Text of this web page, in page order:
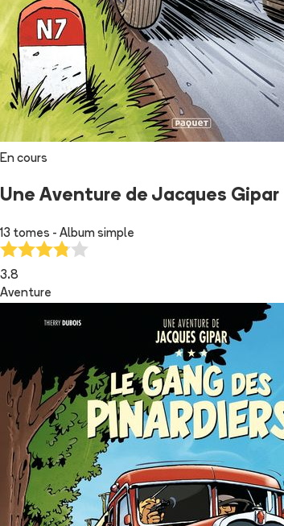
En cours
Une Aventure de Jacques Gipar
13 tomes - Album simple
3.8
Aventure